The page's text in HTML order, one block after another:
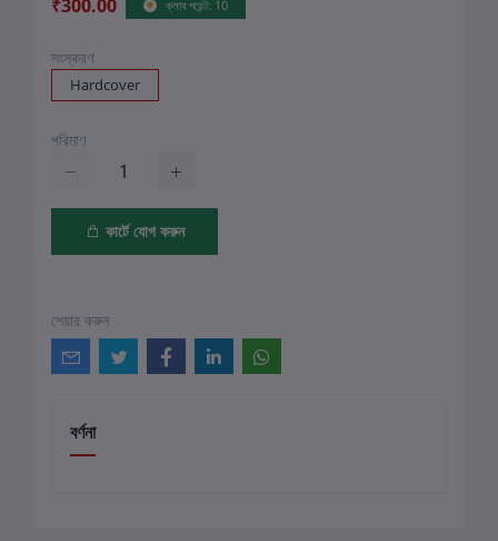
₹300.00 ক্লাব পয়েন্ট: 10
সংস্করণ
Hardcover
পরিমাণ
কার্টে যোগ করুন
শেয়ার করুন
বর্ণনা